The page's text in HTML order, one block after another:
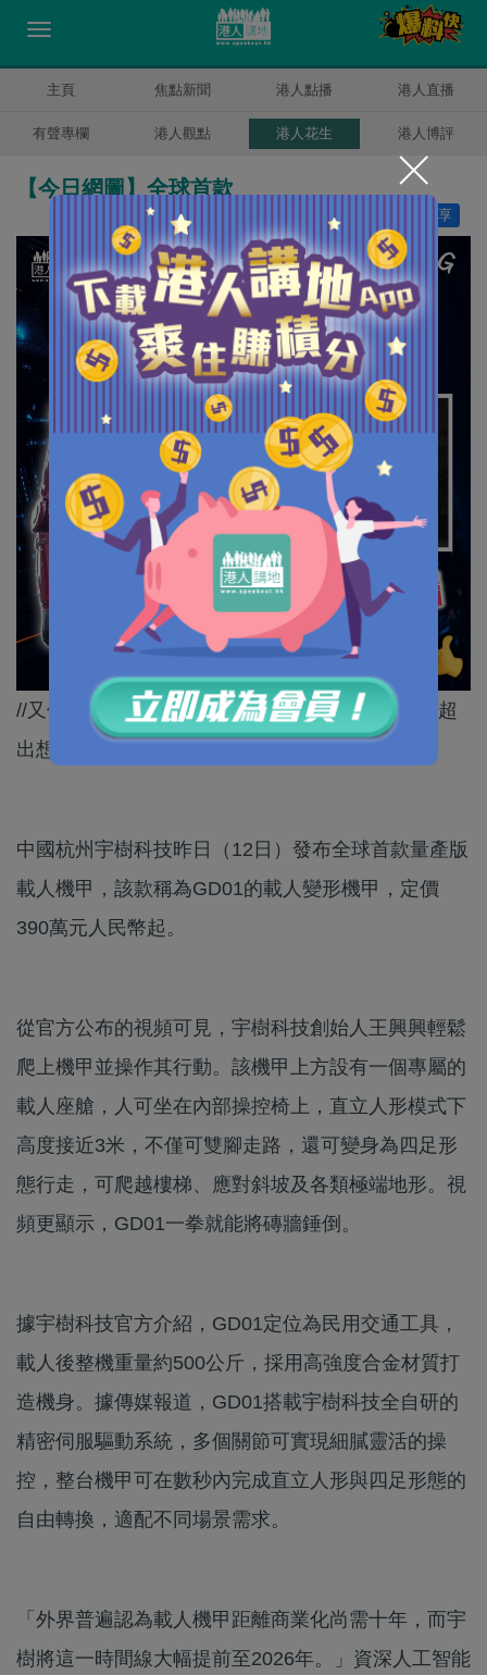
主頁 焦點新聞 港人點播 港人直播
有聲專欄 港人觀點 港人花生 港人博評
【今日網圖】全球首款
分享
讚好
//又似高達，又似變形金剛，中國人形機械人已經超
出想像。//
中國杭州宇樹科技昨日（12日）發布全球首款量產版
載人機甲，該款稱為GD01的載人變形機甲，定價
390萬元人民幣起。
從官方公布的視頻可見，宇樹科技創始人王興興輕鬆
爬上機甲並操作其行動。該機甲上方設有一個專屬的
載人座艙，人可坐在內部操控椅上，直立人形模式下
高度接近3米，不僅可雙腳走路，還可變身為四足形
態行走，可爬越樓梯、應對斜坡及各類極端地形。視
頻更顯示，GD01一拳就能將磚牆錘倒。
據宇樹科技官方介紹，GD01定位為民用交通工具，
載人後整機重量約500公斤，採用高強度合金材質打
造機身。據傳媒報道，GD01搭載宇樹科技全自研的
精密伺服驅動系統，多個關節可實現細膩靈活的操
控，整台機甲可在數秒內完成直立人形與四足形態的
自由轉換，適配不同場景需求。
「外界普遍認為載人機甲距離商業化尚需十年，而宇
樹將這一時間線大幅提前至2026年。」資深人工智能